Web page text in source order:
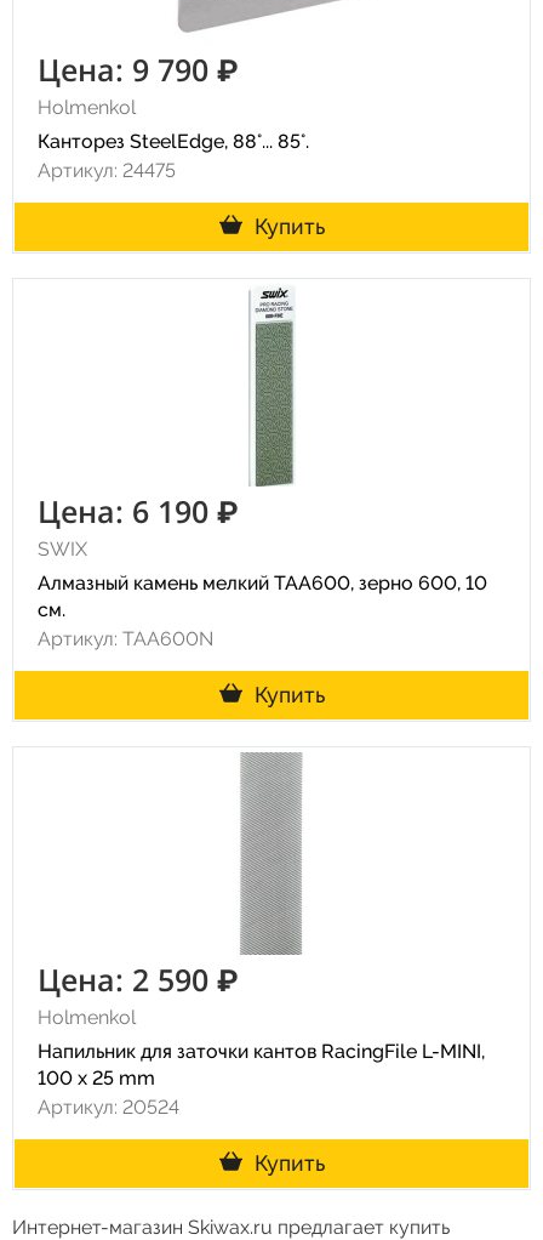
Цена: 9 790 ₽
Holmenkol
Канторез SteelEdge, 88°... 85°.
Артикул: 24475
Купить
Цена: 6 190 ₽
SWIX
Алмазный камень мелкий TAA600, зерно 600, 10
см.
Артикул: TAA600N
Купить
Цена: 2 590 ₽
Holmenkol
Напильник для заточки кантов RacingFile L-MINI,
100 x 25 mm
Артикул: 20524
Купить
Интернет-магазин Skiwax.ru предлагает купить